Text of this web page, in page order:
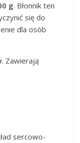
g. Błonnik ten
się do
dla osób
. Zawierają
sercowo-